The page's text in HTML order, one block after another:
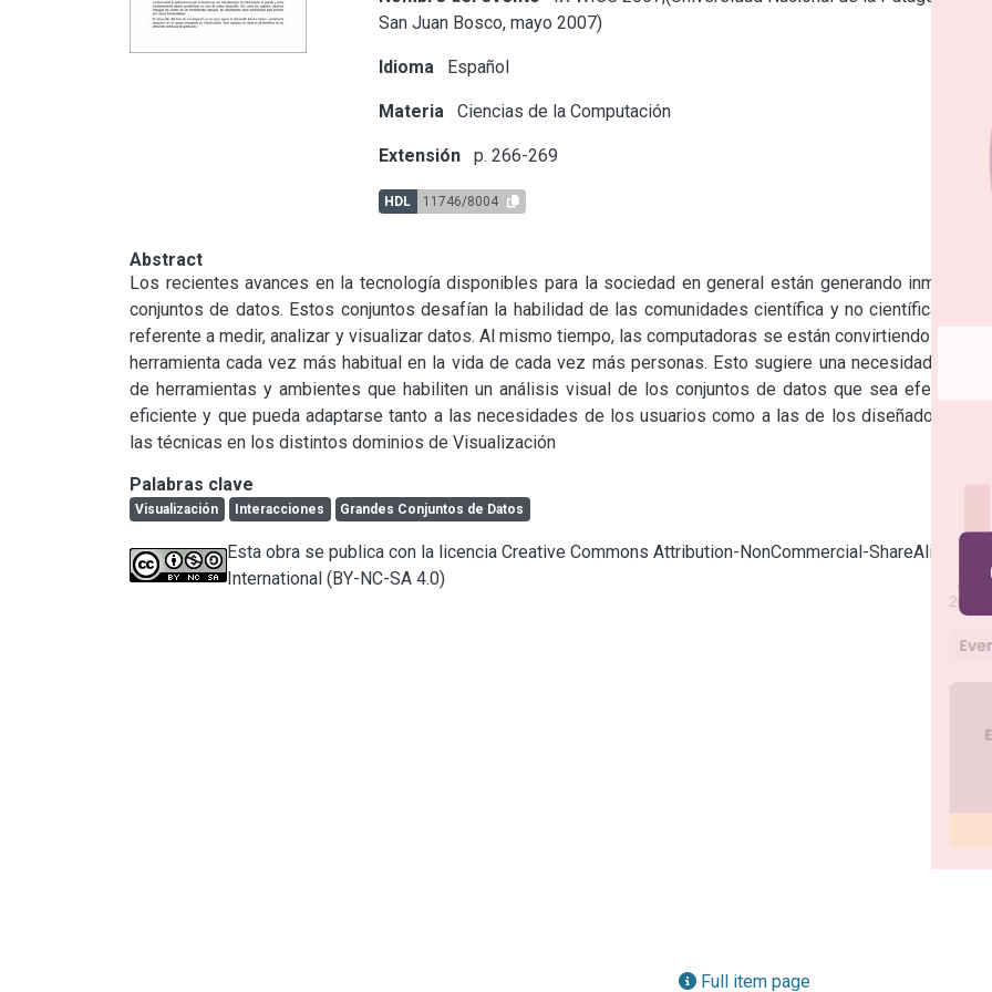
San Juan Bosco, mayo 2007)
Idioma Español
Materia Ciencias de la Computación
Extensión p. 266-269
HDL 11746/8004
Abstract
Los recientes avances en la tecnología disponibles para la sociedad en general están generando inmensos
conjuntos de datos. Estos conjuntos desafían la habilidad de las comunidades científica y no científica en lo
referente a medir, analizar y visualizar datos. Al mismo tiempo, las computadoras se están convirtiendo en una
herramienta cada vez más habitual en la vida de cada vez más personas. Esto sugiere una necesidad crítica
de herramientas y ambientes que habiliten un análisis visual de los conjuntos de datos que sea efectivo y
eficiente y que pueda adaptarse tanto a las necesidades de los usuarios como a las de los diseñadores de
las técnicas en los distintos dominios de Visualización
Palabras clave
Visualización Interacciones Grandes Conjuntos de Datos
Esta obra se publica con la licencia Creative Commons Attribution-NonCommercial-ShareAlike 4.0
International (BY-NC-SA 4.0)
Full item page